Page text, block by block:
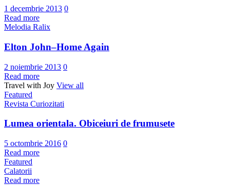
1 decembrie 2013 0
Read more
Melodia Ralix
Elton John–Home Again
2 noiembrie 2013 0
Read more
Travel with Joy View all
Featured
Revista Curiozitati
Lumea orientala. Obiceiuri de frumusete
5 octombrie 2016 0
Read more
Featured
Calatorii
Read more